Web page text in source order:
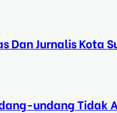
Dan Jurnalis Kota
undang Tidak